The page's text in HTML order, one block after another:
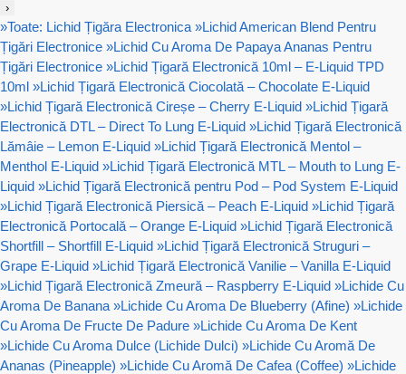
›
»Toate: Lichid Țigăra Electronica »Lichid American Blend Pentru
Țigări Electronice »Lichid Cu Aroma De Papaya Ananas Pentru
Țigări Electronice »Lichid Țigară Electronică 10ml – E-Liquid TPD
10ml »Lichid Țigară Electronică Ciocolată – Chocolate E-Liquid
»Lichid Țigară Electronică Cireșe – Cherry E-Liquid »Lichid Țigară
Electronică DTL – Direct To Lung E-Liquid »Lichid Țigară Electronică
Lămâie – Lemon E-Liquid »Lichid Țigară Electronică Mentol –
Menthol E-Liquid »Lichid Țigară Electronică MTL – Mouth to Lung E-
Liquid »Lichid Țigară Electronică pentru Pod – Pod System E-Liquid
»Lichid Țigară Electronică Piersică – Peach E-Liquid »Lichid Țigară
Electronică Portocală – Orange E-Liquid »Lichid Țigară Electronică
Shortfill – Shortfill E-Liquid »Lichid Țigară Electronică Struguri –
Grape E-Liquid »Lichid Țigară Electronică Vanilie – Vanilla E-Liquid
»Lichid Țigară Electronică Zmeură – Raspberry E-Liquid »Lichide Cu
Aroma De Banana »Lichide Cu Aroma De Blueberry (Afine) »Lichide
Cu Aroma De Fructe De Padure »Lichide Cu Aroma De Kent
»Lichide Cu Aroma Dulce (Lichide Dulci) »Lichide Cu Aromă De
Ananas (Pineapple) »Lichide Cu Aromă De Cafea (Coffee) »Lichide